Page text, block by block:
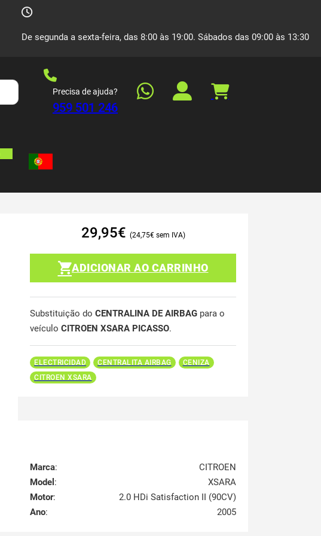
De segunda a sexta-feira, das 8:00 às 19:00. Sábados das 09:00 às 13:30
Precisa de ajuda?
959 501 246
29,95€ 24,75€
ADICIONAR AO CARRINHO
Substituição do CENTRALINA DE AIRBAG para o
veículo CITROEN XSARA PICASSO.
ELECTRICIDAD CENTRALITA AIRBAG
CENIZA
CITROEN XSARA
Marca:
CITROEN
Model :
XSARA
Motor:
2.0 HDi Satisfaction II (90CV)
Ano: 2005